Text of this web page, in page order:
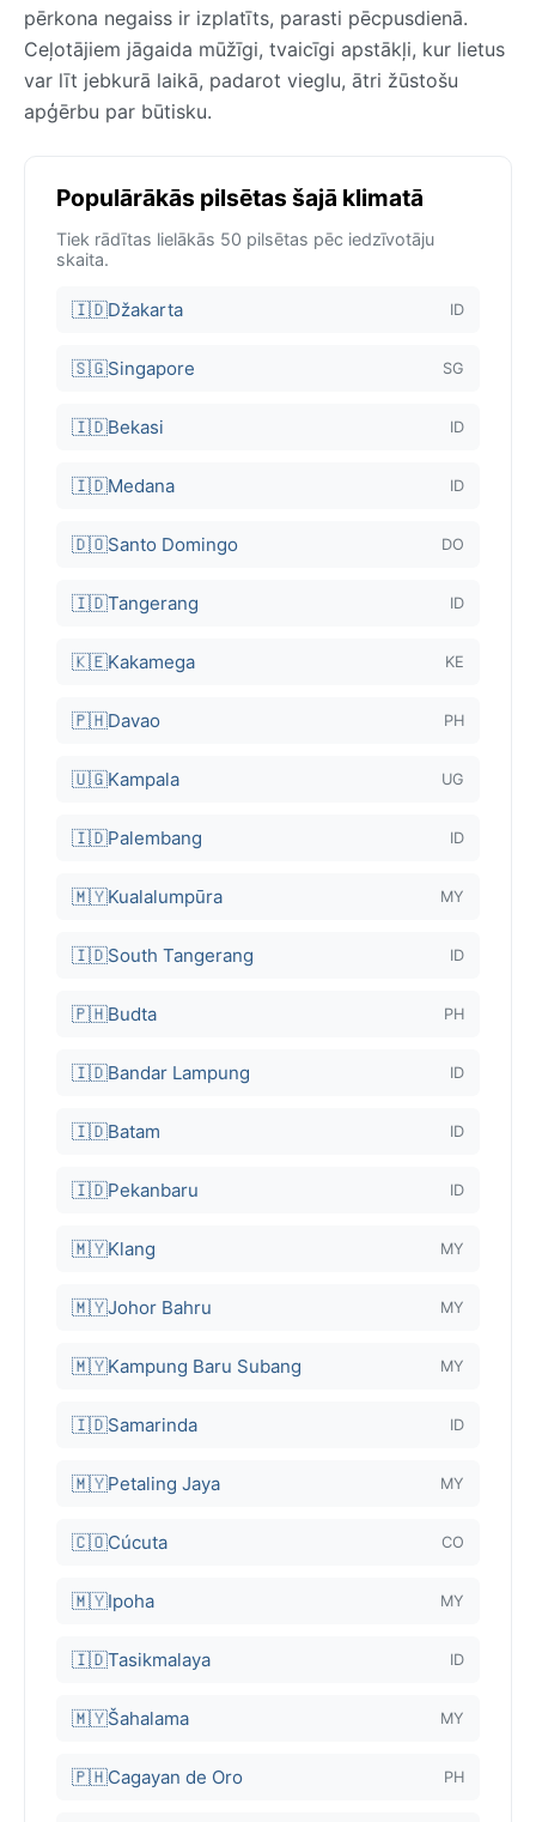
pērkona negaiss ir izplatīts, parasti pēcpusdienā.
Ceļotājiem jāgaida mūžīgi, tvaicīgi apstākļi, kur lietus
var līt jebkurā laikā, padarot vieglu, ātri žūstošu
apģērbu par būtisku.
Populārākās pilsētas šajā klimatā
Tiek rādītas lielākās 50 pilsētas pēc iedzīvotāju
skaita.
🇮🇩Džakarta ID
🇸🇬Singapore SG
🇮🇩Bekasi ID
🇮🇩Medana ID
🇩🇴Santo Domingo DO
🇮🇩Tangerang ID
🇰🇪Kakamega KE
🇵🇭Davao PH
🇺🇬Kampala UG
🇮🇩Palembang ID
🇲🇾Kualalumpūra MY
🇮🇩South Tangerang ID
🇵🇭Budta PH
🇮🇩Bandar Lampung ID
🇮🇩Batam ID
🇮🇩Pekanbaru ID
🇲🇾Klang MY
🇲🇾Johor Bahru MY
🇲🇾Kampung Baru Subang MY
🇮🇩Samarinda ID
🇲🇾Petaling Jaya MY
🇨🇴Cúcuta CO
🇲🇾Ipoha MY
🇮🇩Tasikmalaya ID
🇲🇾Šahalama MY
🇵🇭Cagayan de Oro PH